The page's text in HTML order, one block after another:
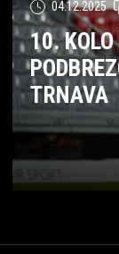
04.12.2025
10.
TRNAVA